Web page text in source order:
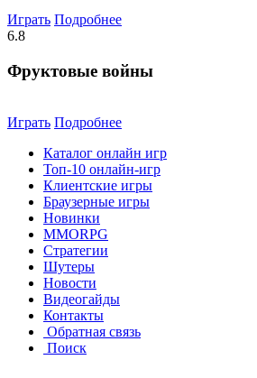
Играть Подробнее
6.8
Фруктовые войны
Играть Подробнее
Каталог онлайн игр
Топ-10 онлайн-игр
Клиентские игры
Браузерные игры
Новинки
MMORPG
Стратегии
Шутеры
Новости
Видеогайды
Контакты
Обратная связь
Поиск